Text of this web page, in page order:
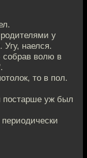
у
Угу, наелся.
собрав волю в
то в пол.
постарше уж был